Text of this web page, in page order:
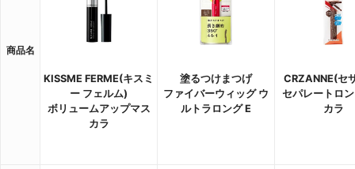
商品名
KISSME FERME(キスミ
ー フェルム)
ボリュームアップマス
カラ
塗るつけまつげ
ファイバーウィッグ ウ
ルトラロング E
CRZANNE(セ
セパレートロ
カラ